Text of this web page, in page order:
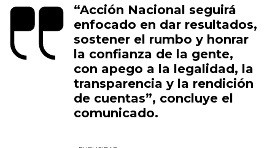
“Acción Nacional seguirá
enfocado en dar resultados,
sostener el rumbo y honrar
la confianza de la gente,
con apego a la legalidad, la
transparencia y la rendición
de cuentas”, concluye el
comunicado.